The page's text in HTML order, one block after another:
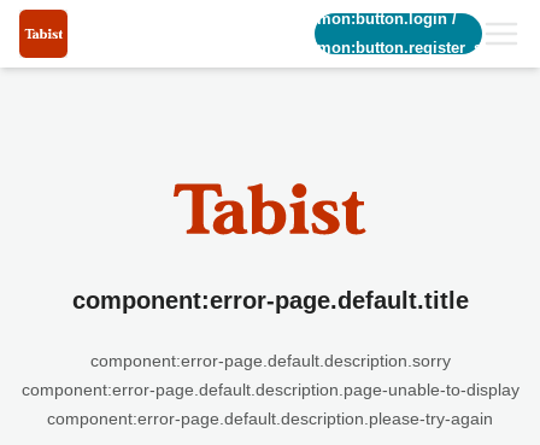
common:button.login/
common:button.register_short
component:error-page.default.title
component:error-page.default.description.sorry
component:error-page.default.description.page-unable-to-display
component:error-page.default.description.please-try-again